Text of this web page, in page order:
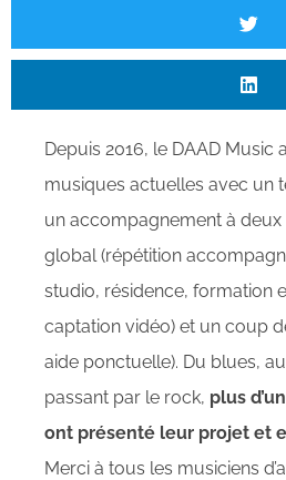
Depuis 2016, le DAAD
musiques actuelles avec un
un accompagnement à
global (répétition
studio, résidence, formation
captation vidéo) et un coup
aide ponctuelle). Du blues,
passant par le rock, plus
ont présenté leur projet et
Merci à tous les musiciens